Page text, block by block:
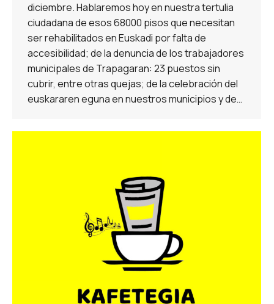
diciembre. Hablaremos hoy en nuestra tertulia
ciudadana de esos 68000 pisos que necesitan
ser rehabilitados en Euskadi por falta de
accesibilidad; de la denuncia de los trabajadores
municipales de Trapagaran: 23 puestos sin
cubrir, entre otras quejas; de la celebración del
euskararen eguna en nuestros municipios y de…